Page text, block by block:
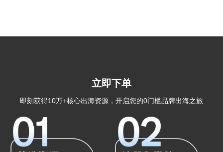
立即下单
即刻获得10万+核心出海资源，开启您的0门槛品牌出海之旅